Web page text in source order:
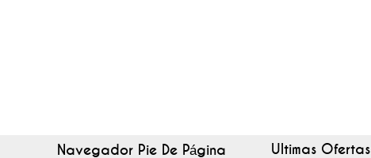
Navegador Pie De Página Ultimas Ofertas